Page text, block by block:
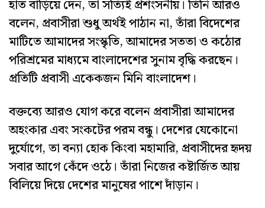
হাত বাড়িয়ে দেন, তা সত্যিই প্রশংসনীয়। তিনি আরও
বলেন, প্রবাসীরা শুধু অর্থই পাঠান না, তাঁরা বিদেশের
মাটিতে আমাদের সংস্কৃতি, আমাদের সততা ও কঠোর
পরিশ্রমের মাধ্যমে বাংলাদেশের সুনাম বৃদ্ধি করছেন।
প্রতিটি প্রবাসী একেকজন মিনি বাংলাদেশ।
বক্তব্যে আরও যোগ করে বলেন প্রবাসীরা আমাদের
অহংকার এবং সংকটের পরম বন্ধু। দেশের যেকোনো
দুর্যোগে, তা বন্যা হোক কিংবা মহামারি, প্রবাসীদের হৃদয়
সবার আগে কেঁদে ওঠে। তাঁরা নিজের কষ্টার্জিত আয়
বিলিয়ে দিয়ে দেশের মানুষের পাশে দাঁড়ান।